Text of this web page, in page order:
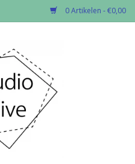
0 Artikelen - €0,00